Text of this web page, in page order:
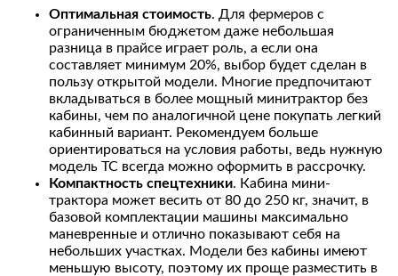
Оптимальная стоимость. Для фермеров с
ограниченным бюджетом даже небольшая
разница в прайсе играет роль, а если она
составляет минимум 20%, выбор будет сделан в
пользу открытой модели. Многие предпочитают
вкладываться в более мощный минитрактор без
кабины, чем по аналогичной цене покупать легкий
кабинный вариант. Рекомендуем больше
ориентироваться на условия работы, ведь нужную
модель ТС всегда можно оформить в рассрочку.
Компактность спецтехники. Кабина мини-
трактора может весить от 80 до 250 кг, значит, в
базовой комплектации машины максимально
маневренные и отлично показывают себя на
небольших участках. Модели без кабины имеют
меньшую высоту, поэтому их проще разместить в